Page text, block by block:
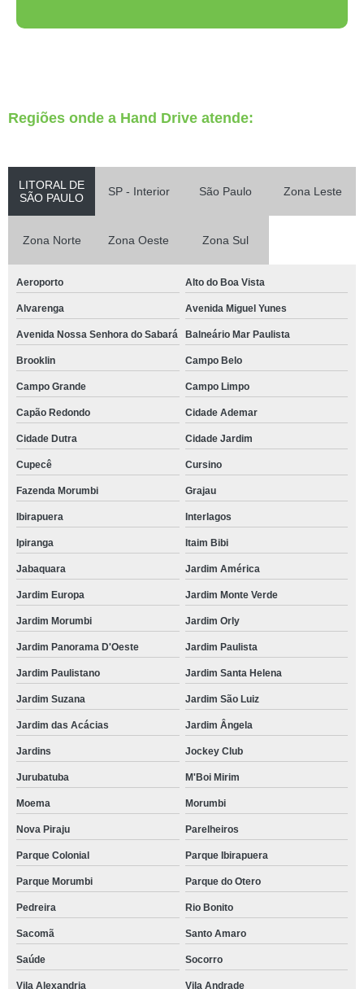
Regiões onde a Hand Drive atende:
LITORAL DE
SÃO PAULO
SP - Interior São Paulo Zona Leste
Zona Norte Zona Oeste Zona Sul
Aeroporto Alto do Boa Vista
Alvarenga Avenida Miguel Yunes
Avenida Nossa Senhora do Sabará Balneário Mar Paulista
Brooklin Campo Belo
Campo Grande Campo Limpo
Capão Redondo Cidade Ademar
Cidade Dutra Cidade Jardim
Cupecê Cursino
Fazenda Morumbi Grajau
Ibirapuera Interlagos
Ipiranga Itaim Bibi
Jabaquara Jardim América
Jardim Europa Jardim Monte Verde
Jardim Morumbi Jardim Orly
Jardim Panorama D'Oeste Jardim Paulista
Jardim Paulistano Jardim Santa Helena
Jardim Suzana Jardim São Luiz
Jardim das Acácias Jardim Ângela
Jardins Jockey Club
Jurubatuba M'Boi Mirim
Moema Morumbi
Nova Piraju Parelheiros
Parque Colonial Parque Ibirapuera
Parque Morumbi Parque do Otero
Pedreira Rio Bonito
Sacomã Santo Amaro
Saúde Socorro
Vila Alexandria Vila Andrade